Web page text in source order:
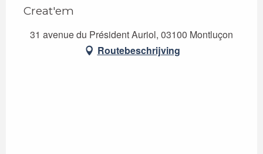
Creat'em
31 avenue du Président Auriol, 03100 Montluçon
Routebeschrijving